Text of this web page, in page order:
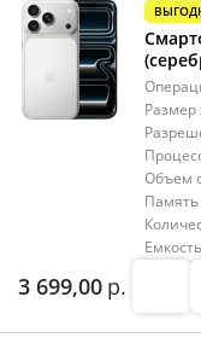
Размер
Объем
Память
3 699,00 р.